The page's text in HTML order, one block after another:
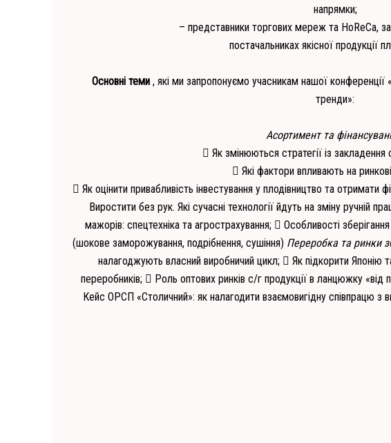
напрямки;
– представники торгових мереж та HoReCa,
постачальниках якісної продукції
Основні теми, які ми запропонуємо учасникам нашої конференції
тренди»:
Асортимент та
 Як змінюються стратегії із закладення
 Які фактори впливають на
 Як оцінити привабливість інвестування у плодівництво та отримати
Виростити без рук. Які сучасні технології йдуть на зміну ручній
мажорів: спецтехніка та агрострахування;  Особливості
(шокове заморожування, подрібнення, сушіння) Переробка та ринки
налагоджують власний виробничий цикл;  Як підкорити Японію
переробників;  Роль оптових ринків с/г продукції в ланцюжку «від
Кейс ОРСП «Столичний»: як налагодити взаємовигідну співпрацю з